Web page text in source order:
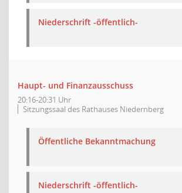
Niederschrift -öffentlich-
Haupt- und Finanzausschuss
20:16-20:31 Uhr
Sitzungssaal des Rathauses Niedernberg
Öffentliche Bekanntmachung
Niederschrift -öffentlich-